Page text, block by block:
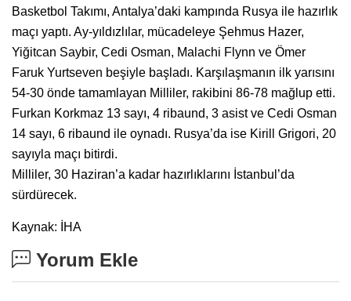
Basketbol Takımı, Antalya’daki kampında Rusya ile hazırlık
maçı yaptı. Ay-yıldızlılar, mücadeleye Şehmus Hazer,
Yiğitcan Saybir, Cedi Osman, Malachi Flynn ve Ömer
Faruk Yurtseven beşiyle başladı. Karşılaşmanın ilk yarısını
54-30 önde tamamlayan Milliler, rakibini 86-78 mağlup etti.
Furkan Korkmaz 13 sayı, 4 ribaund, 3 asist ve Cedi Osman
14 sayı, 6 ribaund ile oynadı. Rusya’da ise Kirill Grigori, 20
sayıyla maçı bitirdi.
Milliler, 30 Haziran’a kadar hazırlıklarını İstanbul’da
sürdürecek.
Kaynak: İHA
Yorum Ekle